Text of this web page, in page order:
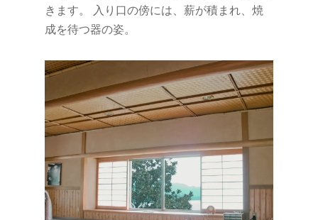
きます。 入り口の傍には、薪が積まれ、焼
成を待つ器の姿。